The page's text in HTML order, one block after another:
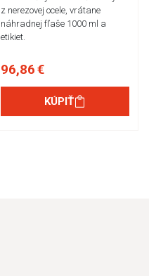
z nerezovej ocele, vrátane
náhradnej fľaše 1000 ml a
etikiet.
96,86 €
KÚPIŤ